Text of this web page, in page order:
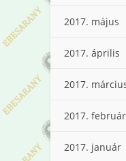
2017. május
2017. április
2017.
2017. február
2017. január